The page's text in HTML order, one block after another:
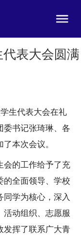
表大会圆满
生代表大会在礼
委书记张琦琳、各
本次会议。
的工作给予了充
的全面领导、学校
同学为核心，深入
活动组织、志愿服
发挥了联系广大青